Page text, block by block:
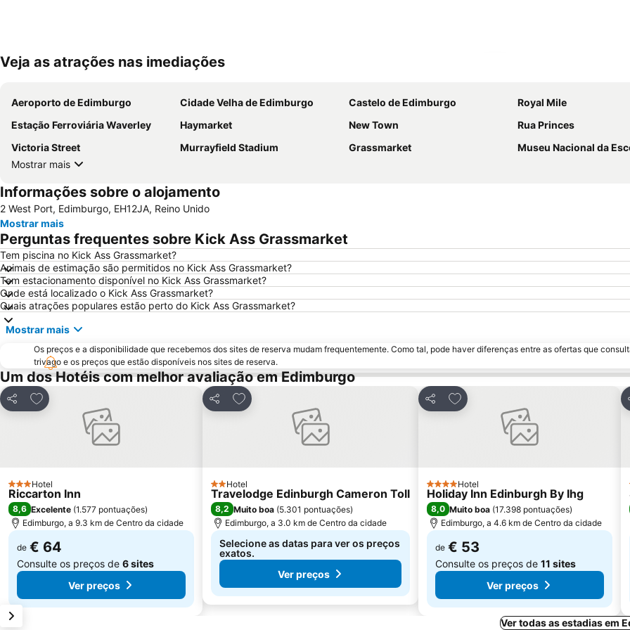
Veja as atrações nas imediações
Aeroporto de Edimburgo Cidade Velha de Edimburgo Castelo de Edimburgo
Royal Mile
Estação Ferroviária Waverley
Haymarket New Town
Rua Princes
Victoria Street
Murrayfield Stadium Grassmarket
Museu Nacional da
Mostrar mais
Informações sobre o alojamento
2 West Port, Edimburgo, EH12JA, Reino Unido
Mostrar mais
Perguntas frequentes sobre Kick Ass Grassmarket
Tem piscina no Kick Ass Grassmarket?
Animais de estimação são permitidos no Kick Ass Grassmarket?
Tem estacionamento disponível no Kick Ass Grassmarket?
Onde está localizado o Kick Ass Grassmarket?
Quais atrações populares estão perto do Kick Ass Grassmarket?
Mostrar mais
Os preços e a disponibilidade que recebemos dos sites de reserva mudam frequentemente. Como tal, pode haver diferenças entre as ofertas que
trivago e os preços que estão disponíveis nos sites de reserva.
Um dos Hotéis com melhor avaliação em Edimburgo
Partilhar
Adicionar aos favoritos
3 Estrelas
Hotel
Riccarton Inn
8,6 Excelente (1.577 pontuações)
Edimburgo, a 9.3 km de Centro da cidade
de € 64
Consulte os preços de 6 sites
Ver preços
Partilhar
Adicionar aos favoritos
2 Estrelas
Hotel
Travelodge Edinburgh Cameron Toll
8,2 Muito boa (5.301 pontuações)
Edimburgo, a 3.0 km de Centro da cidade
Selecione as datas para ver os preços
exatos.
Ver preços
Partilhar
Adicionar aos favoritos
4 Estrelas
Hotel
Holiday Inn Edinburgh By Ihg
8,0 Muito boa (17.398 pontuações)
Edimburgo, a 4.6 km de Centro da cidade
de € 53
Consulte os preços de 11 sites
Ver preços
Ver todas as estadias em